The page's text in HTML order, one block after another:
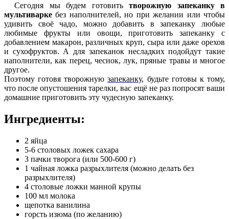
Сегодня мы будем готовить творожную запеканку в
мультиварке без наполнителей, но при желании или чтобы
удивить своё чадо, можно добавить в запеканку любые
любимые фрукты или овощи, приготовить запеканку с
добавлением макарон, различных круп, сыра или даже орехов
и сухофруктов. А для запеканок несладких подойдут такие
наполнители, как перец, чеснок, лук, пряные травы и многое
другое.
Поэтому готовя творожнуюзапеканку, будьте готовы к тому,
что после опустошения тарелки, вас ещё не раз попросят ваши
домашние приготовить эту чудесную запеканку.
Ингредиенты:
2 яйца
5-6 столовых ложек сахара
3 пачки творога (или 500-600 г)
1 чайная ложка разрыхлителя (можно делать без
разрыхлителя)
4 столовые ложки манной крупы
100 мл молока
щепотка ванилина
горсть изюма (по желанию)